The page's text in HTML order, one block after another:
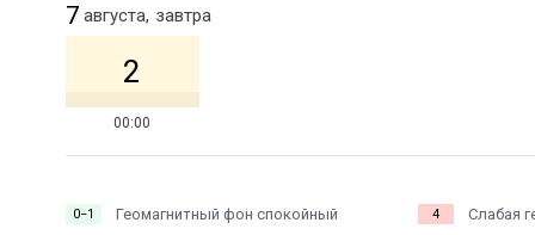
7 августа, завтра
00:00
2
0−1 Геомагнитный фон спокойный 4 Слабая